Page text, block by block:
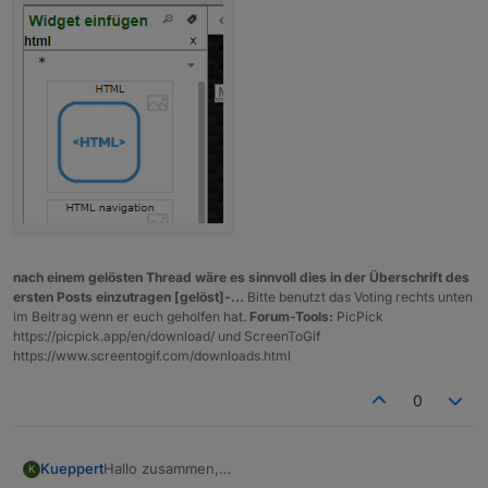
bleibt immer leer O.o
Datenpunkt lautet bei mir
0_userdata.0.Akkuskript.VISTabelle und icht schön
befüllt:
nach einem gelösten Thread wäre es sinnvoll dies in der Überschrift des
ersten Posts einzutragen [gelöst]-... Bitte benutzt das Voting rechts unten
im Beitrag wenn er euch geholfen hat. Forum-Tools: PicPick
https://picpick.app/en/download/ und ScreenToGif
https://www.screentogif.com/downloads.html
0
K KueppertHallo zusammen,